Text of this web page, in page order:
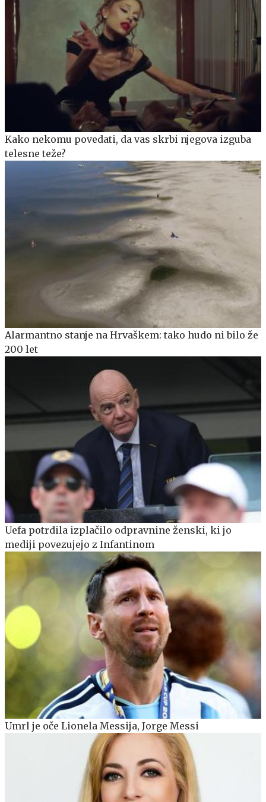
Kako nekomu povedati, da vas skrbi njegova izguba
telesne teže?
Alarmantno stanje na Hrvaškem: tako hudo ni bilo že
200 let
Uefa potrdila izplačilo odpravnine ženski, ki jo
mediji povezujejo z Infantinom
Umrl je oče Lionela Messija, Jorge Messi